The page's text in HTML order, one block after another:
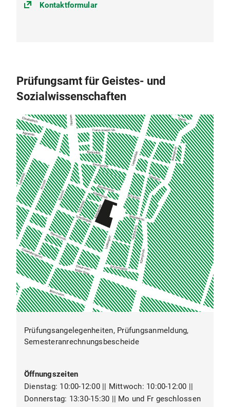
Kontaktformular
Prüfungsamt für Geistes- und
Sozialwissenschaften
Prüfungsangelegenheiten, Prüfungsanmeldung,
Semesteranrechnungsbescheide
Öffnungszeiten
Dienstag: 10:00-12:00 || Mittwoch: 10:00-12:00 ||
Donnerstag: 13:30-15:30 || Mo und Fr geschlossen